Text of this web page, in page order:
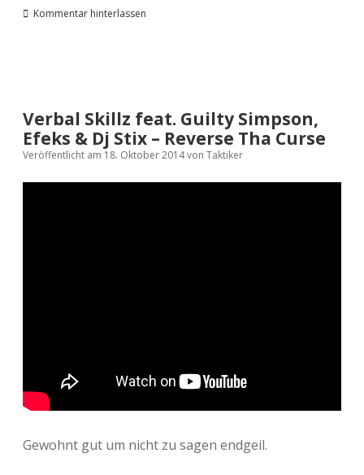
Kommentar hinterlassen
Verbal Skillz feat. Guilty Simpson,
Efeks & Dj Stix – Reverse Tha Curse
Veröffentlicht am 18. Oktober 2014von Taktiker
Gewohnt gut um nicht zu sagen endgeil.